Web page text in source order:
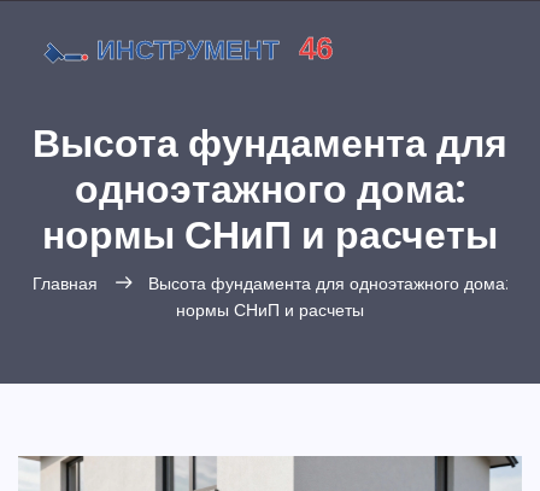
Высота фундамента для
одноэтажного дома:
нормы СНиП и расчеты
Главная
Высота фундамента для одноэтажного дома:
нормы СНиП и расчеты